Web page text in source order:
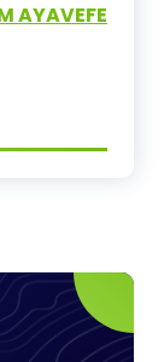
AYAVEFE